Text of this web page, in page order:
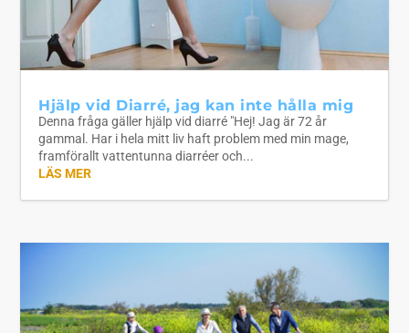
Hjälp vid Diarré, jag kan inte hålla mig
Denna fråga gäller hjälp vid diarré "Hej! Jag är 72 år
gammal. Har i hela mitt liv haft problem med min mage,
framförallt vattentunna diarréer och...
LÄS MER